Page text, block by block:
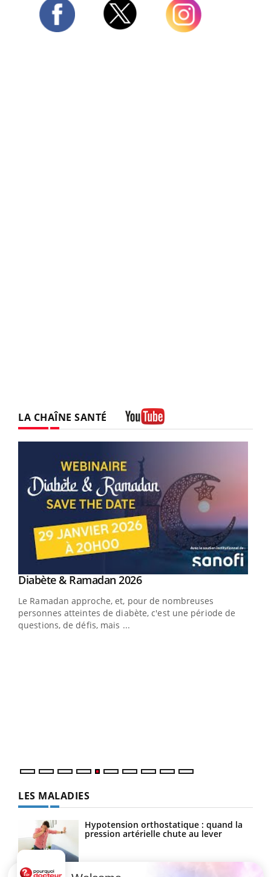
LA CHAÎNE SANTÉ
Youtube
Diabète & Ramadan 2026Youtube
Le Ramadan approche, et, pour de nombreuses
personnes atteintes de diabète, c'est une période de
questions, de défis, mais ...
LES MALADIES
Hypotension orthostatique : quand la
pression artérielle chute au lever